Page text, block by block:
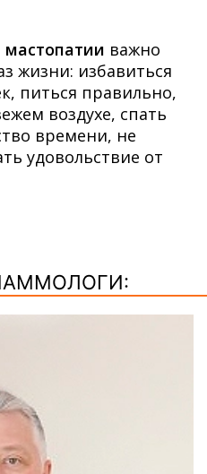
мастопатии важно
жизни: избавиться
питься правильно,
воздухе, спать
времени, не
удовольствие от